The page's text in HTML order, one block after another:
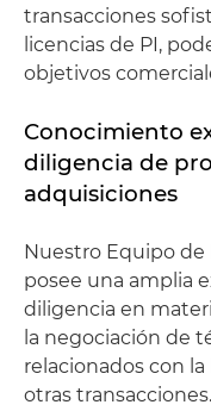
transacciones
licencias de PI,
objetivos
Conocimiento
diligencia de
adquisiciones
Nuestro Equipo de
posee una amplia
diligencia en
la negociación de
relacionados con
otras